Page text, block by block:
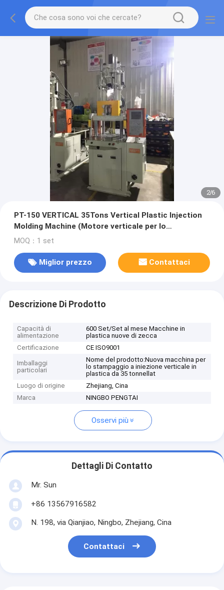
2/6
PT-150 VERTICAL 35Tons Vertical Plastic Injection
Molding Machine (Motore verticale per lo
stampaggio a iniezione di plastica)
MOQ：1 set
Miglior prezzo Contattaci
Descrizione Di Prodotto
Capacità di
alimentazione
600 Set/Set al mese Macchine in
plastica nuove di zecca
Certificazione
CE ISO9001
Imballaggi
particolari
Nome del prodotto:Nuova macchina per
lo stampaggio a iniezione verticale in
plastica da 35 tonnellat
Luogo di origine
Zhejiang, Cina
Marca
NINGBO PENGTAI
Osservi più
Dettagli Di Contatto
Mr. Sun
+86 13567916582
N. 198, via Qianjiao, Ningbo, Zhejiang, Cina
Contattaci